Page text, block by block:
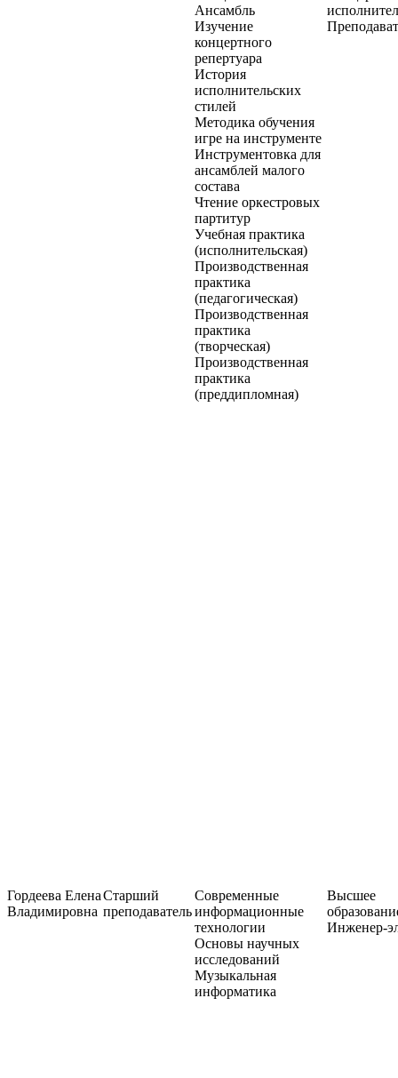
Ансамбль
Изучение
концертного
репертуара
История
исполнительских
стилей
Методика обучения
игре на инструменте
Инструментовка для
ансамблей малого
состава
Чтение оркестровых
партитур
Учебная практика
(исполнительская)
Производственная
практика
(педагогическая)
Производственная
практика
(творческая)
Производственная
практика
(преддипломная)
Гордеева Елена
Владимировна
Старший
преподаватель
Современные
информационные
технологии
Основы научных
исследований
Музыкальная
информатика
Высшее
Инженер-